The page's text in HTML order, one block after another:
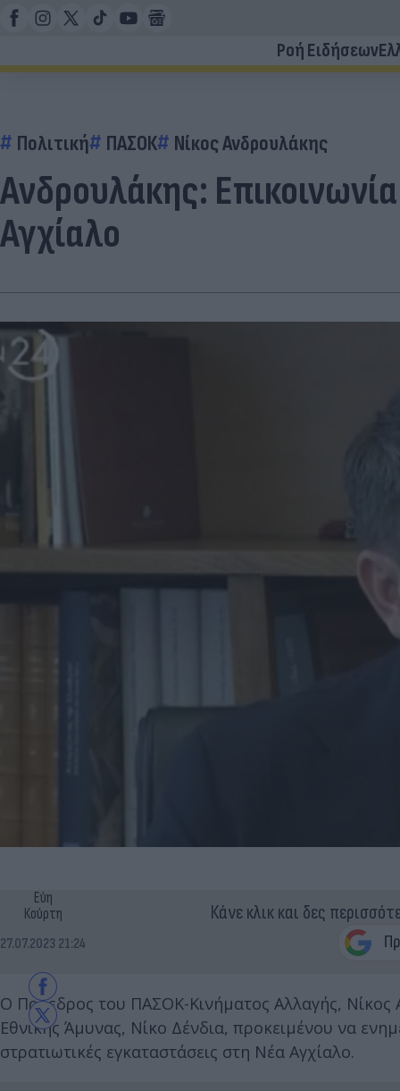
Ροή Ειδήσεων
Πολιτική ΠΑΣΟΚ Νίκος Ανδρουλάκης
Ανδρουλάκης:
Αγχίαλο
Εύη
Κούρτη
27.07.2023 21:24
Κάνε κλικ και δες
Ο Πρόεδρος του ΠΑΣΟΚ-Κινήματος Αλλαγής, Νίκος
Εθνικής Άμυνας, Νίκο Δένδια, προκειμένου να
στρατιωτικές εγκαταστάσεις στη Νέα Αγχίαλο.